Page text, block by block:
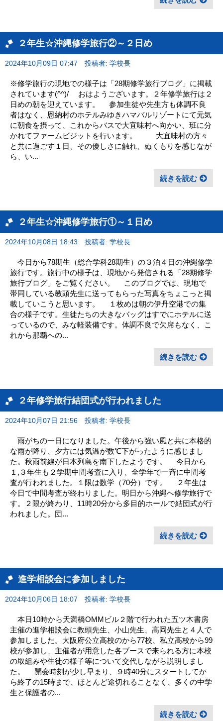
２年生☆沖縄修学旅行②～２日め
2024年10月09日 07:47 投稿者: 学校長
※修学旅行の現地での様子は「28期修学旅行ブログ」に掲載
されています(^^)/ おはようございます。２年修学旅行は２
日めの朝を迎えています。 参加生徒や先生方も体調不良
者はなく、恩納村のホテルみゆきハマバルリゾートにて元気
に朝食を摂って、これからバスで大宜味村へ向かい、班に分
かれてファームビジットを行います。 大宜味村の方々
と共に過ごす１日、その優しさに触れ、ぬくもりを感じなが
ら、い...
続きを読む
２年生☆沖縄修学旅行①～１日め
2024年10月08日 18:43 投稿者: 学校長
今日から78期生（総合学科28期生）の３泊４日の沖縄修学
旅行です。旅行中の様子は、現地から発信される「28期修学
旅行ブログ」をご覧ください。 このブログでは、現地で
帯同している教頭先生に送ってもらった写真をちょこっと掲
載していこうと思います。 １枚めは朝の伊丹空港での集
合の様子です。生徒たちの大きなバッグはすでにホテルに送
っているので、みな軽装備です。体調不良で欠席もなく、こ
れから那覇への...
続きを読む
２年修学旅行結団式が行われました
2024年10月07日 21:56 投稿者: 学校長
雨がちの一日になりました。午後から強い風と共に本格的
な雨が降り、夕方には気温が数℃下がったように感じまし
た。秋雨前線が日本列島を南下したようです。 今日から
１,３年生も２学期中間考査に入り、全学年で一斉に中間考
査が行われました。１限は数学（70分）です。 ２年生は
今日で中間考査が終わりました。明日から沖縄へ修学旅行で
す。２限が終わり、11時20分から多目的ホールで結団式が行
われました。団...
続きを読む
進学相談会に参加しました
2024年10月06日 18:07 投稿者: 学校長
本日10時から天満橋OMMビル２階で行われた五ツ木書房
主催の進学相談会に教頭先生、小山先生、高岡先生と４人で
参加しました。大阪府公立高校のから77校、私立高校から99
校が参加し、主催者が用意した各ブースで来られる方に本校
の取組みや生徒の様子等について交代しながら説明しまし
た。 開会時刻が少し早まり、９時40分にスタートしてか
ら終了の15時まで、ほとんど途切れることなく、多くの中学
生と保護者の...
続きを読む